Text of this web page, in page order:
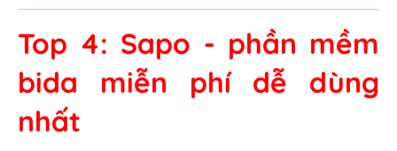
Top 4: Sapo - phần mềm
bida miễn phí dễ dùng
nhất